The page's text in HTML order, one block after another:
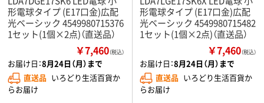
形電球タイプ (E17口金)広配
光ベーシック 4549980715376
1セット(1個×2点)（直送品）
￥7,460（税込）
お届け日：8月24日（月）まで
直送品 いろどり生活百貨か
らお届け
形電球タイプ (E17口金)広配
光ベーシック 4549980715482
1セット(1個×2点)（直送品）
￥7,460（税込）
お届け日：8月24日（月）まで
直送品 いろどり生活百貨か
らお届け